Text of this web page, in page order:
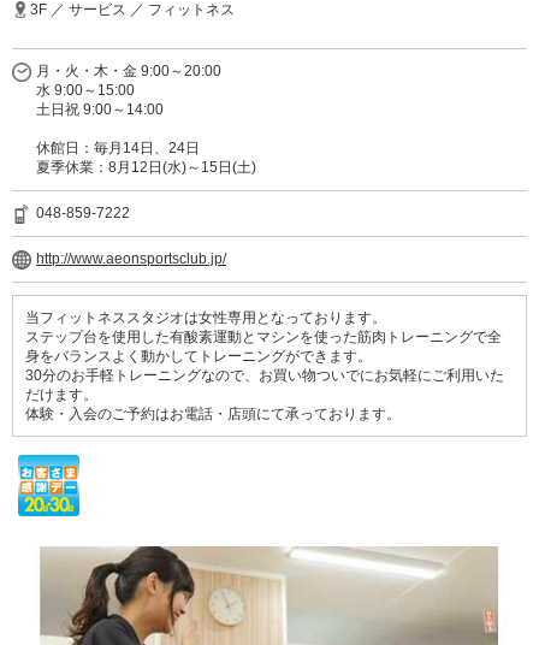
3F ／ サービス ／ フィットネス
月・火・木・金 9:00～20:00
水 9:00～15:00
土日祝 9:00～14:00
休館日：毎月14日、24日
夏季休業：8月12日(水)～15日(土)
048-859-7222
http://www.aeonsportsclub.jp/
当フィットネススタジオは女性専用となっております。
ステップ台を使用した有酸素運動とマシンを使った筋肉トレーニングで全
身をバランスよく動かしてトレーニングができます。
30分のお手軽トレーニングなので、お買い物ついでにお気軽にご利用いた
だけます。
体験・入会のご予約はお電話・店頭にて承っております。